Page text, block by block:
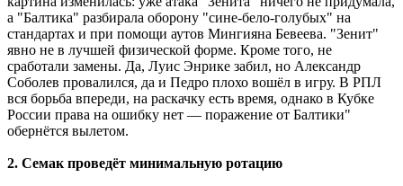
а "Балтика" разбирала оборону "сине-бело-голубых" на
стандартах и при помощи аутов Мингияна Бевеева. "Зенит"
явно не в лучшей физической форме. Кроме того, не
сработали замены. Да, Луис Энрике забил, но Александр
Соболев провалился, да и Педро плохо вошёл в игру. В РПЛ
вся борьба впереди, на раскачку есть время, однако в Кубке
России права на ошибку нет ― поражение от Балтики"
обернётся вылетом.
2. Семак проведёт минимальную ротацию